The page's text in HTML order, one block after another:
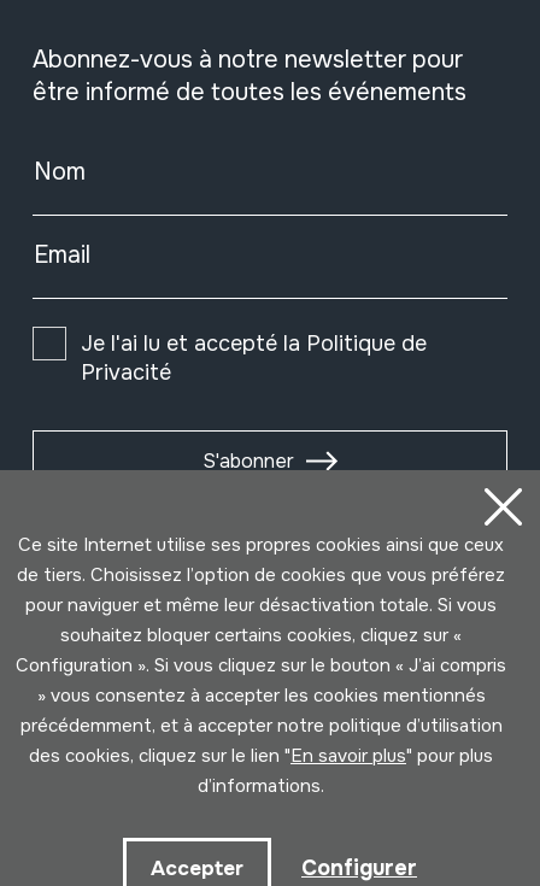
Abonnez-vous à notre newsletter pour
être informé de toutes les événements
Nom
Email
Je l'ai lu et accepté la Politique de
Privacité
S'abonner
Développé par Lotura
Ce site Internet utilise ses propres cookies ainsi que ceux
de tiers. Choisissez l’option de cookies que vous préférez
pour naviguer et même leur désactivation totale. Si vous
souhaitez bloquer certains cookies, cliquez sur «
Configuration ». Si vous cliquez sur le bouton « J’ai compris
» vous consentez à accepter les cookies mentionnés
précédemment, et à accepter notre politique d’utilisation
des cookies, cliquez sur le lien "En savoir plus" pour plus
d’informations.
Accepter Configurer